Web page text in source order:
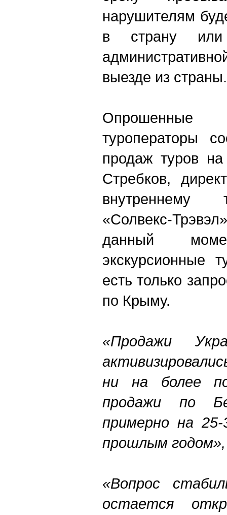
нарушителям
в страну
выезде из страны.
Опрошенные
туроператоры
продаж туров
Стребков,
внутреннему
«Солвекс-
данный
экскурсионные
есть только
по Крыму.
«Продажи
ни на более
продажи по
примерно на
прошлым годом»,
«Вопрос
остается